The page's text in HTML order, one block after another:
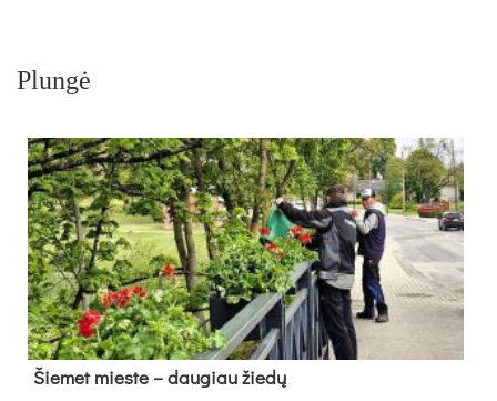
Plungė
Šie­met mies­te – dau­giau žie­dų